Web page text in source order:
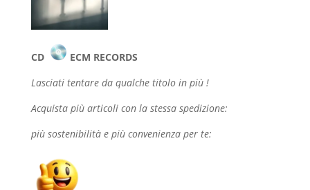
CD
ECM RECORDS
Lasciati tentare da qualche titolo in più !
Acquista più articoli con la stessa spedizione:
più sostenibilità e più convenienza per te: